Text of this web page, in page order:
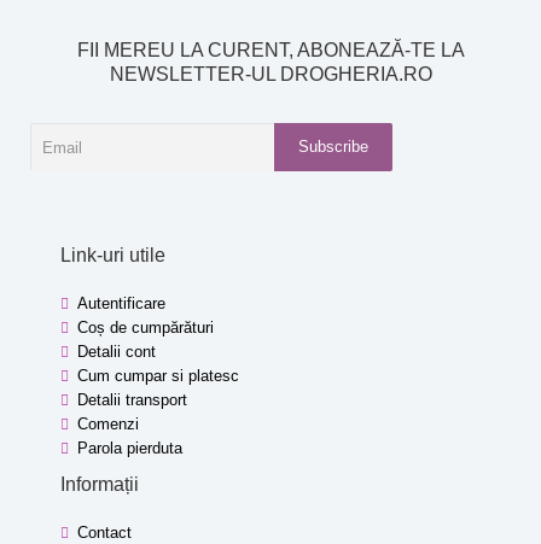
FII MEREU LA CURENT, ABONEAZĂ-TE LA
NEWSLETTER-UL DROGHERIA.RO
Subscribe
Link-uri utile
Autentificare
Coș de cumpărături
Detalii cont
Cum cumpar si platesc
Detalii transport
Comenzi
Parola pierduta
Informații
Contact